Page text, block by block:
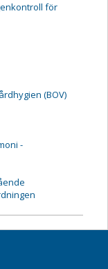
för
(BOV)
-